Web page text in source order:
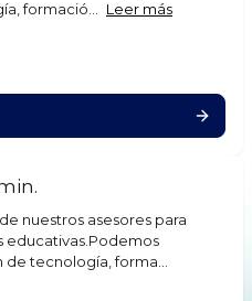
formació...
Leer más
nuestros asesores para
educativas.Podemos
tecnología, forma...